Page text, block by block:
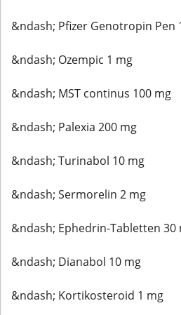
&ndash; Pfizer Genotropin Pen
&ndash; Ozempic 1 mg
&ndash; MST continus 100 mg
&ndash; Palexia 200 mg
&ndash; Turinabol 10 mg
&ndash; Sermorelin 2 mg
&ndash; Ephedrin-Tabletten 30
&ndash; Dianabol 10 mg
&ndash; Kortikosteroid 1 mg